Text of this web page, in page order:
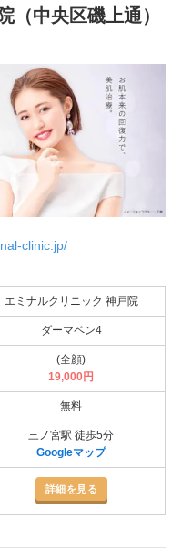
（中央区磯上通）
clinic.jp/
エミナルクリニック 神戸院
ダーマペン4
(全顔)
19,000円
無料
三ノ宮駅 徒歩5分
Googleマップ
詳細を見る